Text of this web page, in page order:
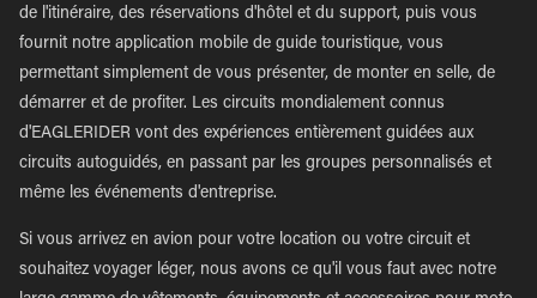
de l'itinéraire, des réservations d'hôtel et du support, puis vous
fournit notre application mobile de guide touristique, vous
permettant simplement de vous présenter, de monter en selle, de
démarrer et de profiter. Les circuits mondialement connus
d'EAGLERIDER vont des expériences entièrement guidées aux
circuits autoguidés, en passant par les groupes personnalisés et
même les événements d'entreprise.
Si vous arrivez en avion pour votre location ou votre circuit et
souhaitez voyager léger, nous avons ce qu'il vous faut avec notre